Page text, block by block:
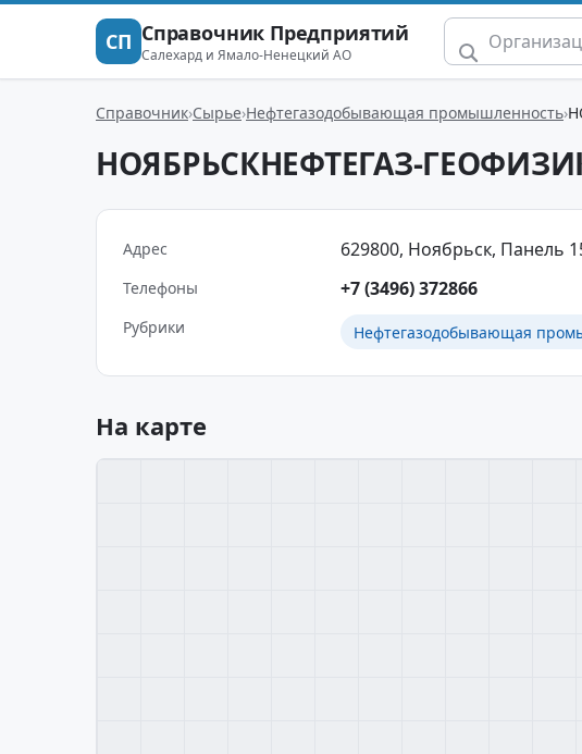
СП Справочник Предприятий
Салехард и Ямало-Ненецкий АО
Справочник Сырье Нефтегазодобывающая промышленность
НОЯБРЬСКНЕФТЕГАЗ-
Адрес 629800, Ноябрьск, Панель
Телефоны +7 (3496) 372866
Рубрики Нефтегазодобывающая
На карте